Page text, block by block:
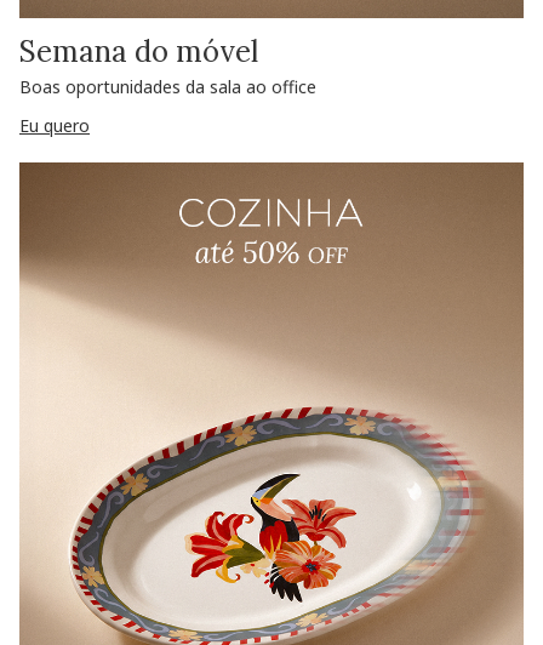
Semana do móvel
Boas oportunidades da sala ao office
Eu quero